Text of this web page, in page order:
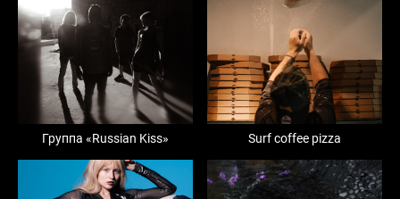
Группа «Russian Kiss» Surf coffee pizza